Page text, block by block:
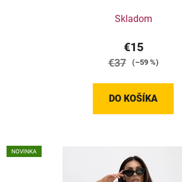
Skladom
€15
€37 (–59 %)
DO KOŠÍKA
NOVINKA